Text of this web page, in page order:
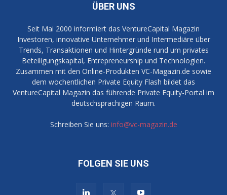
ÜBER UNS
Seit Mai 2000 informiert das VentureCapital Magazin
Investoren, innovative Unternehmer und Intermediäre über
Trends, Transaktionen und Hintergründe rund um privates
Beteiligungskapital, Entrepreneurship und Technologien.
Zusammen mit den Online-Produkten VC-Magazin.de sowie
dem wöchentlichen Private Equity Flash bildet das
VentureCapital Magazin das führende Private Equity-Portal im
deutschsprachigen Raum.
Schreiben Sie uns: info@vc-magazin.de
FOLGEN SIE UNS